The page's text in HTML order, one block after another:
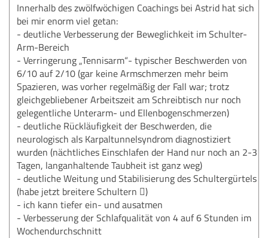
Innerhalb des zwölfwöchigen Coachings bei Astrid hat sich
bei mir enorm viel getan:
- deutliche Verbesserung der Beweglichkeit im Schulter-
Arm-Bereich
- Verringerung „Tennisarm“- typischer Beschwerden von
6/10 auf 2/10 (gar keine Armschmerzen mehr beim
Spazieren, was vorher regelmäßig der Fall war; trotz
gleichgebliebener Arbeitszeit am Schreibtisch nur noch
gelegentliche Unterarm- und Ellenbogenschmerzen)
- deutliche Rückläufigkeit der Beschwerden, die
neurologisch als Karpaltunnelsyndrom diagnostiziert
wurden (nächtliches Einschlafen der Hand nur noch an 2-3
Tagen, langanhaltende Taubheit ist ganz weg)
- deutliche Weitung und Stabilisierung des Schultergürtels
(habe jetzt breitere Schultern )
- ich kann tiefer ein- und ausatmen
- Verbesserung der Schlafqualität von 4 auf 6 Stunden im
Wochendurchschnitt